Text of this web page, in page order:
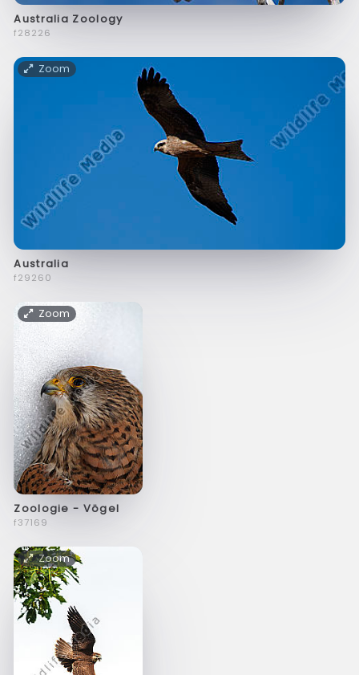
Australia Zoology
f28226
Zoom
Australia
f29260
Zoom
Zoologie - Vögel
f37169
Zoom